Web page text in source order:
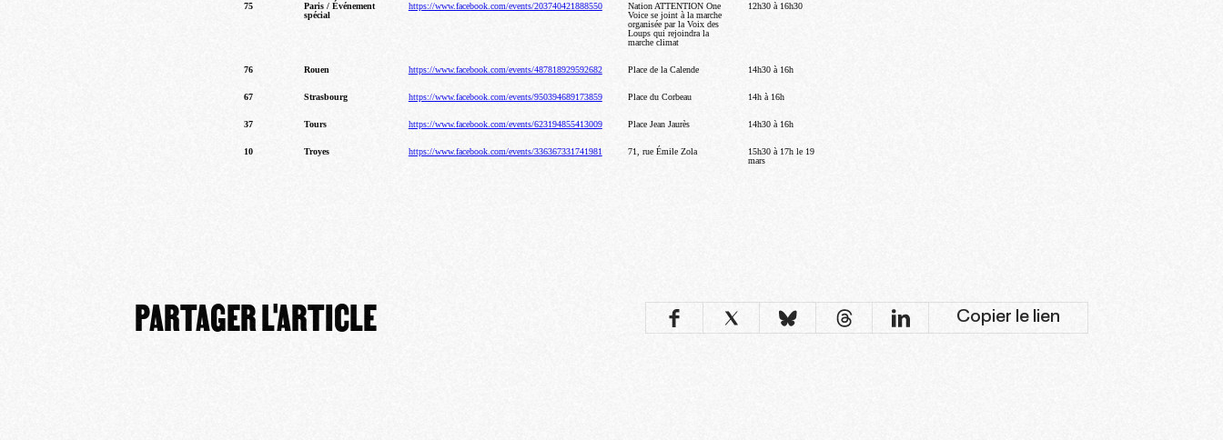
75
Paris / Événement
spécial
https://www.facebook.com/events/203740421888550
Nation ATTENTION One
Voice se joint à la marche
organisée par la Voix des
Loups qui rejoindra la
marche climat
12h30 à 16h30
76 Rouen https://www.facebook.com/events/487818929592682 Place de la Calende 14h30 à 16h
67 Strasbourg https://www.facebook.com/events/950394689173859 Place du Corbeau 14h à 16h
37 Tours https://www.facebook.com/events/623194855413009 Place Jean Jaurès 14h30 à 16h
10 Troyes https://www.facebook.com/events/336367331741981 71, rue Émile Zola
15h30 à 17h le 19
mars
PARTAGER L'ARTICLE Copier le lien